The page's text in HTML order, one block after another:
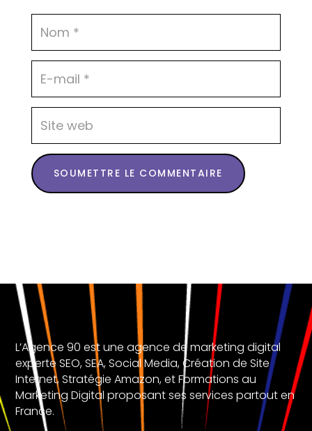
SOUMETTRE LE COMMENTAIRE
L’Agence 90 est une agence de marketing digital
experte SEO, SEA, Social Media, Création de Site
Internet, Stratégie Amazon, et Formations au
Marketing Digital proposant ses services partout en
France.